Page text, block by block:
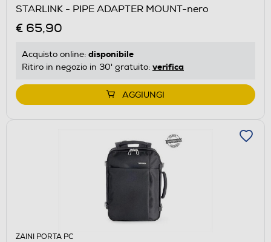
STARLINK - PIPE ADAPTER MOUNT-nero
€ 65,90
Acquisto online: disponibile
Ritiro in negozio in 30' gratuito: verifica
AGGIUNGI
ZAINI PORTA PC